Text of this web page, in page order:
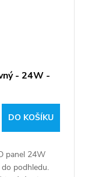
- 24W -
DO KOŠÍKU
panel 24W
podhledu.